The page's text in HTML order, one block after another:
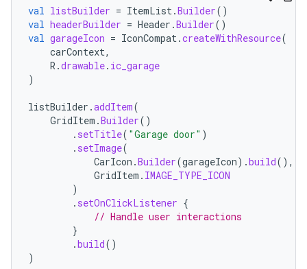
val listBuilder = ItemList.Builder()
val headerBuilder = Header .Builder()
val garageIcon = IconCompat.createWithResource(
carContext,
R .drawable. ic_garage
)
listBuilder .addItem(
GridItem .Builder()
. setTitle( "Garage door" )
. setImage(
CarIcon .Builder(garageIcon).build(),
GridItem . IMAGE_TYPE_ICON
)
. setOnClickListener {
// Handle user interactions
}
.build()
)